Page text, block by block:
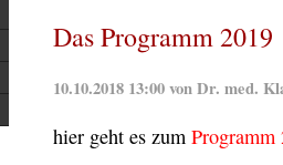
Das Programm 2019
10.10.2018 13:00 von Dr. med.
hier geht es zum Programm